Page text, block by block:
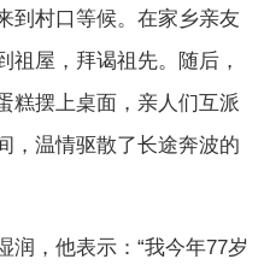
到村口等候。在家乡亲友
祖屋，拜谒祖先。随后，
糕摆上桌面，亲人们互派
，温情驱散了长途奔波的
润，他表示：“我今年77岁